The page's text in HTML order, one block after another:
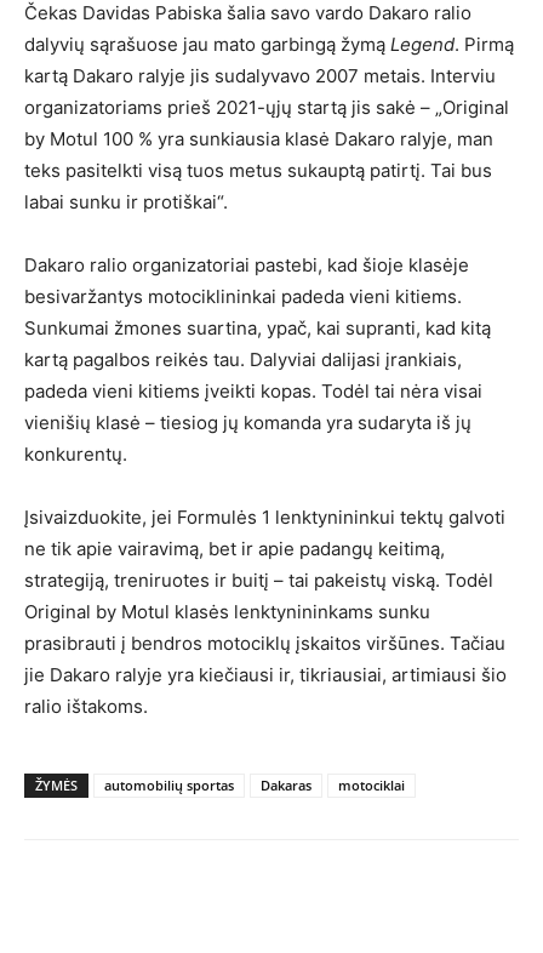
Čekas Davidas Pabiska šalia savo vardo Dakaro ralio
dalyvių sąrašuose jau mato garbingą žymą Legend. Pirmą
kartą Dakaro ralyje jis sudalyvavo 2007 metais. Interviu
organizatoriams prieš 2021-ųjų startą jis sakė – „Original
by Motul 100 % yra sunkiausia klasė Dakaro ralyje, man
teks pasitelkti visą tuos metus sukauptą patirtį. Tai bus
labai sunku ir protiškai“.
Dakaro ralio organizatoriai pastebi, kad šioje klasėje
besivaržantys motociklininkai padeda vieni kitiems.
Sunkumai žmones suartina, ypač, kai supranti, kad kitą
kartą pagalbos reikės tau. Dalyviai dalijasi įrankiais,
padeda vieni kitiems įveikti kopas. Todėl tai nėra visai
vienišių klasė – tiesiog jų komanda yra sudaryta iš jų
konkurentų.
Įsivaizduokite, jei Formulės 1 lenktynininkui tektų galvoti
ne tik apie vairavimą, bet ir apie padangų keitimą,
strategiją, treniruotes ir buitį – tai pakeistų viską. Todėl
Original by Motul klasės lenktynininkams sunku
prasibrauti į bendros motociklų įskaitos viršūnes. Tačiau
jie Dakaro ralyje yra kiečiausi ir, tikriausiai, artimiausi šio
ralio ištakoms.
ŽYMĖS automobilių sportas Dakaras motociklai